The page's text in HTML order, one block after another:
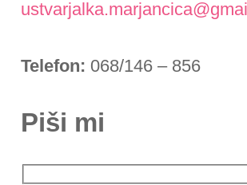
Telefon: 068/146 – 856
Piši mi